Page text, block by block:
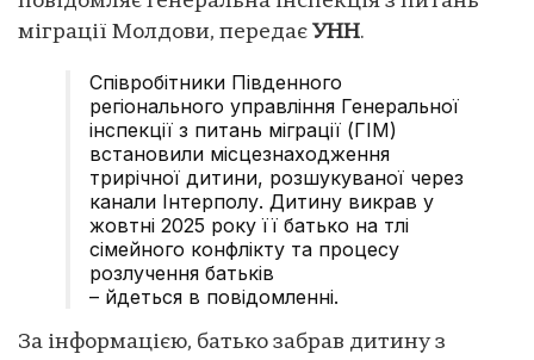
міграції Молдови, передає УНН.
Співробітники Південного
регіонального управління Генеральної
інспекції з питань міграції (ГІМ)
встановили місцезнаходження
трирічної дитини, розшукуваної через
канали Інтерполу. Дитину викрав у
жовтні 2025 року її батько на тлі
сімейного конфлікту та процесу
розлучення батьків
– йдеться в повідомленні.
За інформацією, батько забрав дитину з